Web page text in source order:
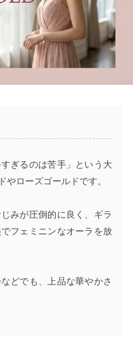
ぎるのは苦手」という大
ローズゴールドです。
みが圧倒的に良く、ギラ
フェミニンなオーラを放
どでも、上品な華やかさ